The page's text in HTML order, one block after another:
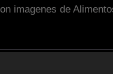
imagenes de